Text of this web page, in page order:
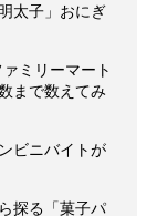
太子」おにぎ
ミリーマート
まで数えてみ
ビニバイトが
探る「菓子パ